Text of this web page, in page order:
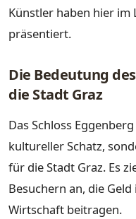
Künstler haben hier im
präsentiert.
Die Bedeutung
die Stadt Graz
Das Schloss
kultureller Schatz,
für die Stadt Graz. Es
Besuchern an, die
Wirtschaft beitragen.